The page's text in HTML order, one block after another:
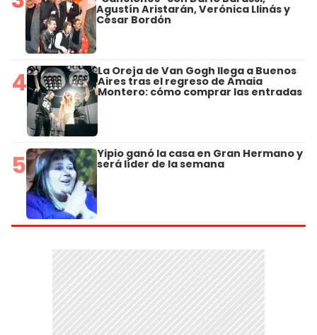
Agustín Aristarán, Verónica Llinás y
César Bordón
4 La Oreja de Van Gogh llega a Buenos
Aires tras el regreso de Amaia
Montero: cómo comprar las entradas
5 Yipio ganó la casa en Gran Hermano y
será líder de la semana